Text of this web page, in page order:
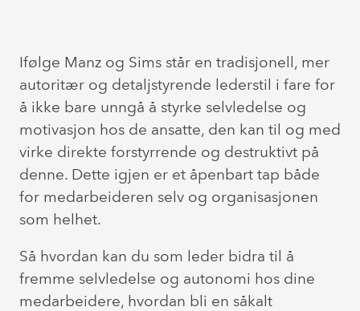
Ifølge Manz og Sims står en tradisjonell, mer
autoritær og detaljstyrende lederstil i fare for
å ikke bare unngå å styrke selvledelse og
motivasjon hos de ansatte, den kan til og med
virke direkte forstyrrende og destruktivt på
denne. Dette igjen er et åpenbart tap både
for medarbeideren selv og organisasjonen
som helhet.
Så hvordan kan du som leder bidra til å
fremme selvledelse og autonomi hos dine
medarbeidere, hvordan bli en såkalt